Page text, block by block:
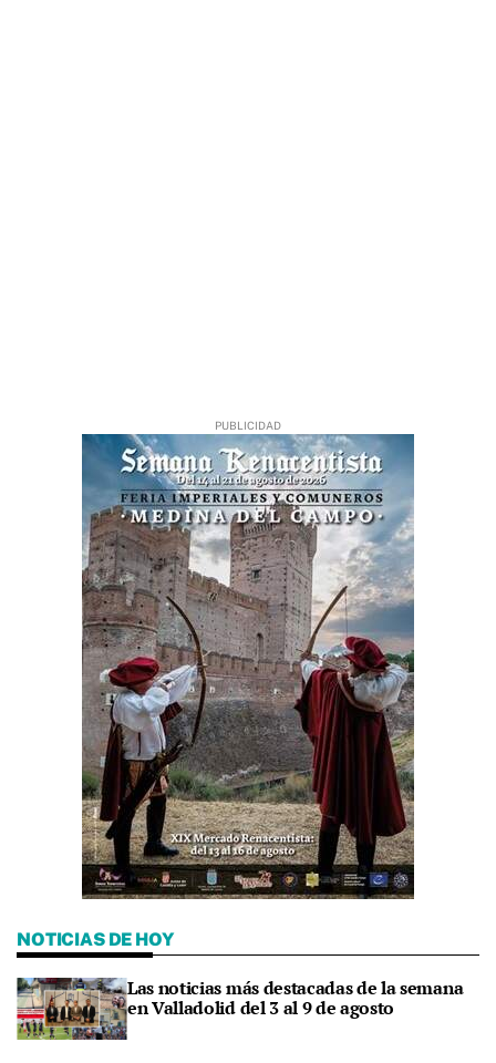
NOTICIAS DE HOY
Las noticias más destacadas de la semana
en Valladolid del 3 al 9 de agosto